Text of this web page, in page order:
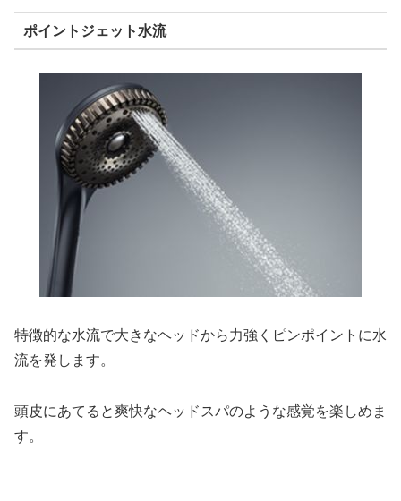
ポイントジェット水流
特徴的な水流で大きなヘッドから力強くピンポイントに水
流を発します。
頭皮にあてると爽快なヘッドスパのような感覚を楽しめま
す。